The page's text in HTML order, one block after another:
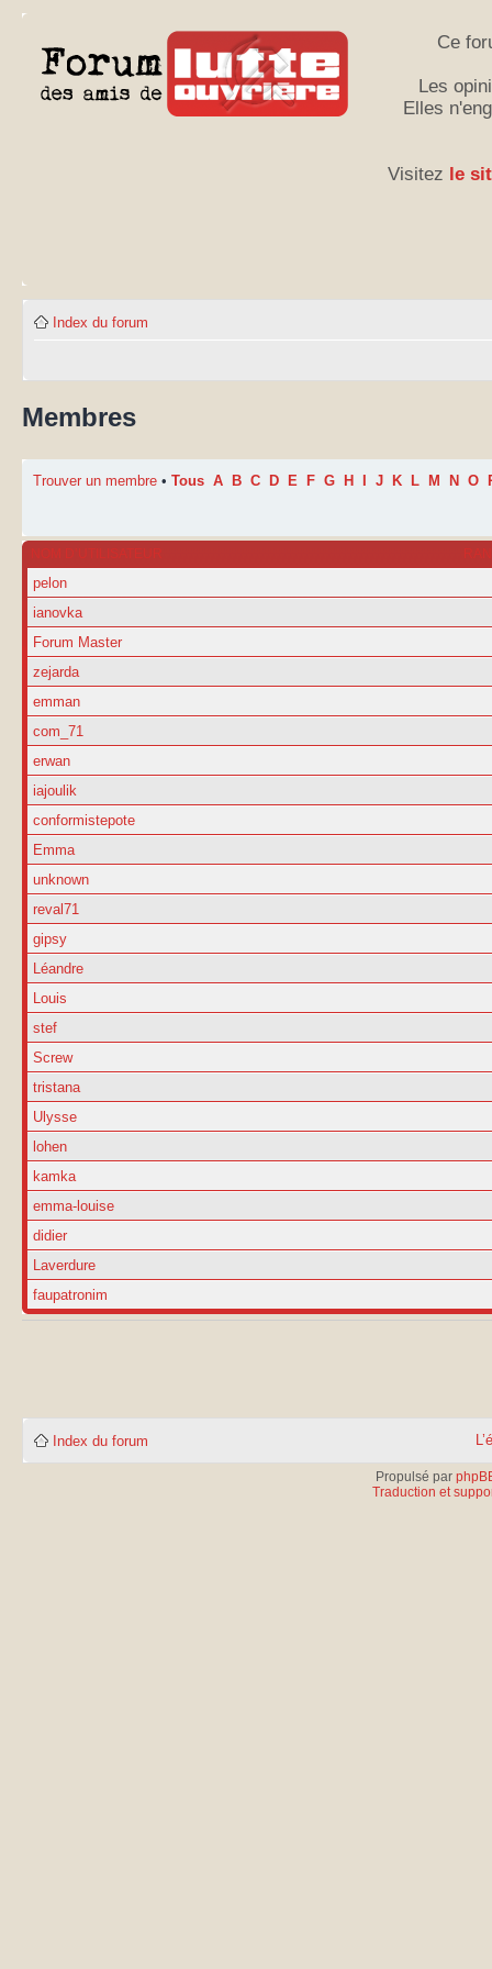
Ce
Les
Elles
Visitez le
Index du forum
Membres
Trouver un membre • Tous A B C D E F G H J K L M N O
NOM D’UTILISATEUR
pelon
ianovka
Forum Master
zejarda
emman
com_71
erwan
iajoulik
conformistepote
Emma
unknown
reval71
gipsy
Léandre
Louis
stef
Screw
tristana
Ulysse
lohen
kamka
emma-louise
didier
Laverdure
faupatronim
Index du forum
Propulsé par
Traduction et